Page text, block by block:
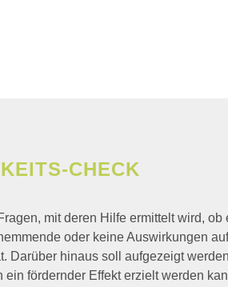
CHECK
mit deren Hilfe ermittelt wird, ob
oder keine Auswirkungen
Darüber hinaus soll aufgezeigt
fördernder Effekt erzielt werden